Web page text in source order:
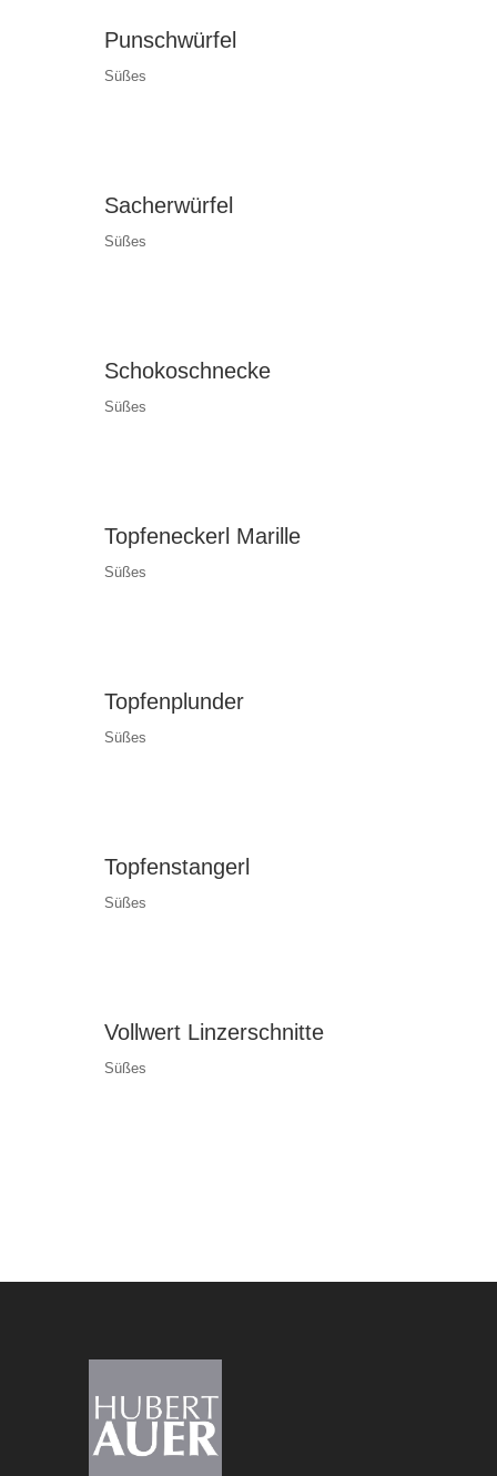
Punschwürfel
Süßes
Sacherwürfel
Süßes
Schokoschnecke
Süßes
Topfeneckerl Marille
Süßes
Topfenplunder
Süßes
Topfenstangerl
Süßes
Vollwert Linzerschnitte
Süßes